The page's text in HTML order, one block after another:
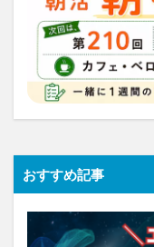
おすすめ記事